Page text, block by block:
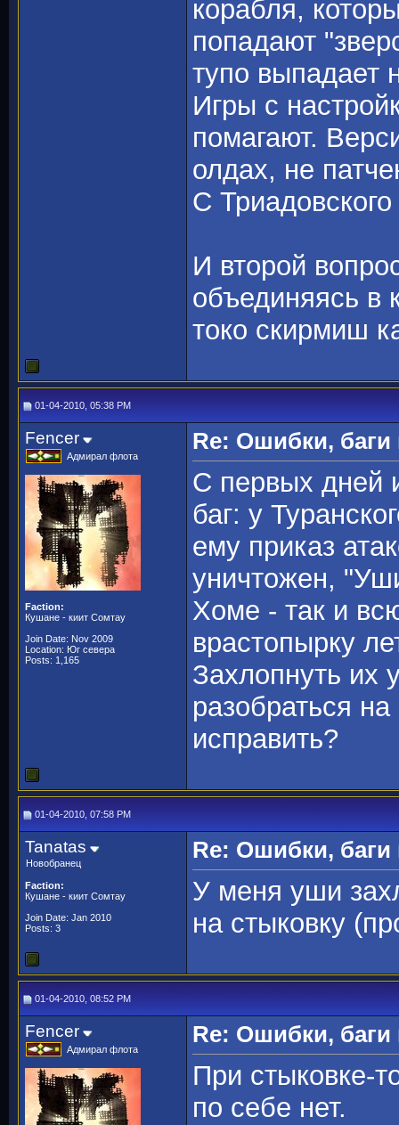
корабля,
попадают
тупо выпадает
Игры с
помагают.
олдах, не
С
И второй
объединяясь в
токо скирмиш
01-04-2010, 05:38 PM
Fencer
Адмирал флота
Faction:
Кушане - киит Сомтау
Join Date: Nov 2009
Location: Юг севера
Posts: 1,165
Re: Ошибки, баги
С первых дней
баг: у
ему приказ
уничтожен,
Хоме - так и
врастопырку
Захлопнуть их
разобраться
исправить?
01-04-2010, 07:58 PM
Tanatas
Новобранец
Faction:
Кушане - киит Сомтау
Join Date: Jan 2010
Posts: 3
Re: Ошибки, баги
У меня уши
на стыковку
01-04-2010, 08:52 PM
Fencer
Адмирал флота
Re: Ошибки, баги
При стыковке-
по себе нет.